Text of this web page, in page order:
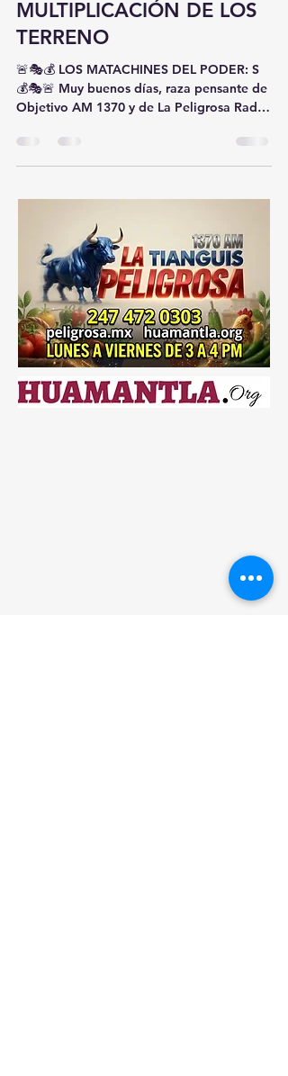
EL MILAGRO DE SAN
FABRICIO Y LA
MULTIPLICACIÓN DE LOS
TERRENO
🚨🎭💰 LOS MATACHINES DEL PODER: S
Objetivo AM 1370 y de La Peligrosa Radio
aquí ventilamos milagros financieros. Hoy
en nuestra sección favorita: Los
Matachines del Poder, donde la realidad
supera al chiste… y el cinismo supera al
presupuesto. Resulta que en Tlaxcala
tenemos un caso digno de canonización
administrativa: Fabricio Mena Rodríguez,
actual secretario de